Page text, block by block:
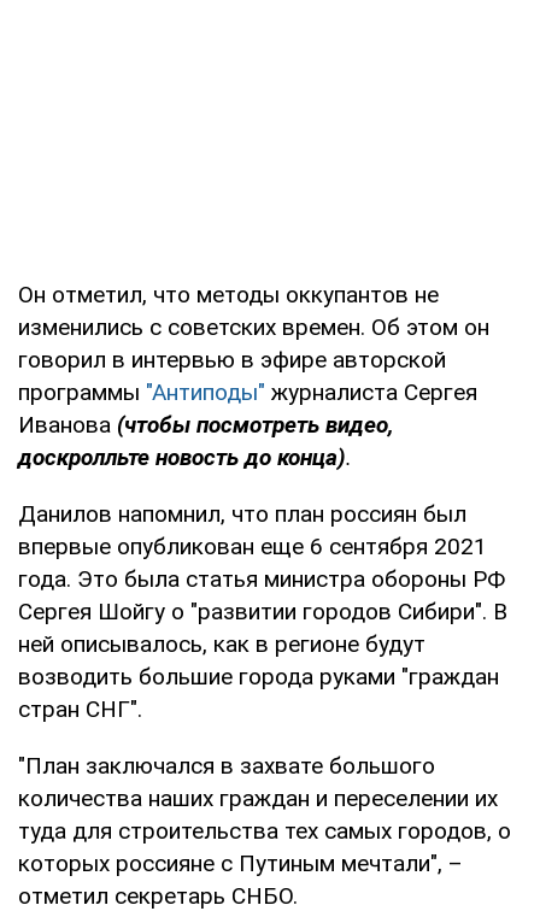
Он отметил, что методы оккупантов не
изменились с советских времен. Об этом он
говорил в интервью в эфире авторской
программы "Антиподы" журналиста Сергея
Иванова (чтобы посмотреть видео,
доскролльте новость до конца).
Данилов напомнил, что план россиян был
впервые опубликован еще 6 сентября 2021
года. Это была статья министра обороны РФ
Сергея Шойгу о "развитии городов Сибири". В
ней описывалось, как в регионе будут
возводить большие города руками "граждан
стран СНГ".
"План заключался в захвате большого
количества наших граждан и переселении их
туда для строительства тех самых городов, о
которых россияне с Путиным мечтали", –
отметил секретарь СНБО.